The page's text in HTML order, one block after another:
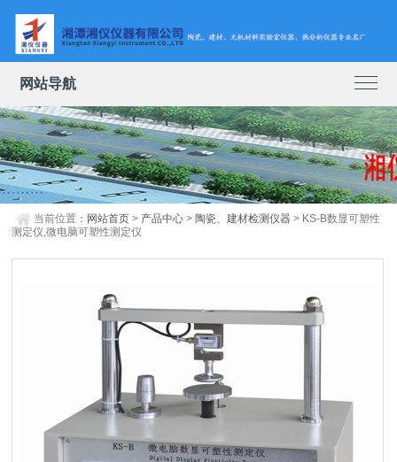
网站导航
当前位置： 网站首页 > 产品中心 > 陶瓷、建材检测仪器 > KS-B数显可塑性
测定仪,微电脑可塑性测定仪